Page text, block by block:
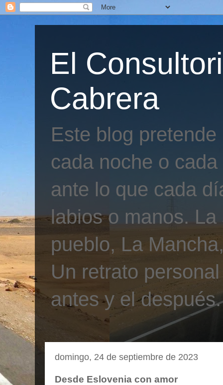
El
Cabrera
Este blog
cada noche o
ante lo que cada
labios o manos.
pueblo, La
Un retrato
antes y el después.
domingo, 24 de septiembre de 2023
Desde Eslovenia con amor